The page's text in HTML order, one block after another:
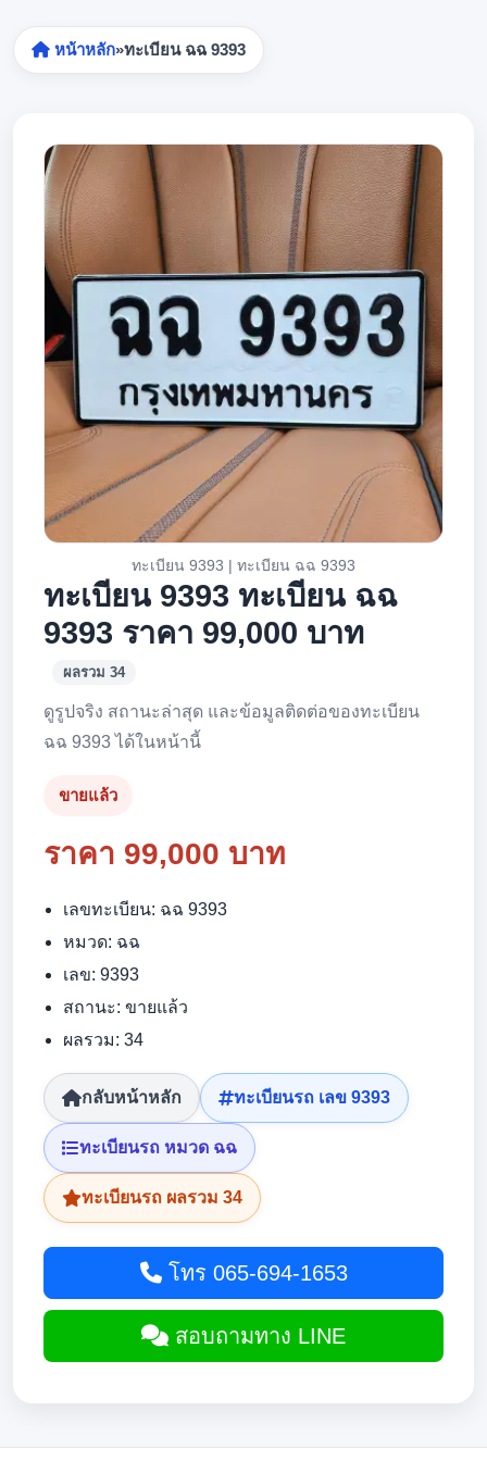
หน้าหลัก»ทะเบียน ฉฉ 9393
ทะเบียน 9393 | ทะเบียน ฉฉ 9393
ทะเบียน 9393 ทะเบียน ฉฉ
9393 ราคา 99,000 บาท
ผลรวม 34
ดูรูปจริง สถานะล่าสุด และข้อมูลติดต่อของทะเบียน
ฉฉ 9393 ได้ในหน้านี้
ขายแล้ว
ราคา 99,000 บาท
เลขทะเบียน: ฉฉ 9393
หมวด: ฉฉ
เลข: 9393
สถานะ: ขายแล้ว
ผลรวม: 34
กลับหน้าหลัก ทะเบียนรถ เลข 9393
ทะเบียนรถ หมวด ฉฉ
ทะเบียนรถ ผลรวม 34
โทร 065-694-1653
สอบถามทาง LINE